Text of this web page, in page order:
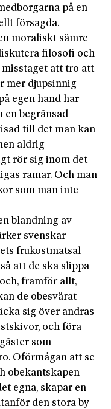
på en
försagda.
moraliskt sämre
filosofi och
att tro att
mer djupsinnig
egen hand har
en begränsad
till det man kan
aldrig
rör sig inom det
ramar. Och man
som man inte
blandning av
svenskar
frukostmatsal
att de ska slippa
framför allt,
de obesvärat
sig över andras
och föra
som
Oförmågan att se
obekantskapen
egna, skapar en
den stora by